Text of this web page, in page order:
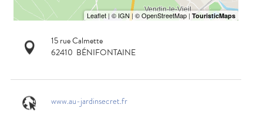
15 rue Calmette
62410 BÉNIFONTAINE
www.au-jardinsecret.fr